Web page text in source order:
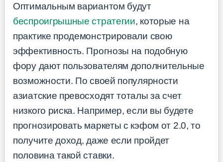
Оптимальным вариантом будут
беспроигрышные стратегии, которые на
практике продемонстрировали свою
эффективность. Прогнозы на подобную
фору дают пользователям дополнительные
возможности. По своей популярности
азиатские превосходят тоталы за счет
низкого риска. Например, если вы будете
прогнозировать маркеты с кэфом от 2.0, то
получите доход, даже если пройдет
половина такой ставки.